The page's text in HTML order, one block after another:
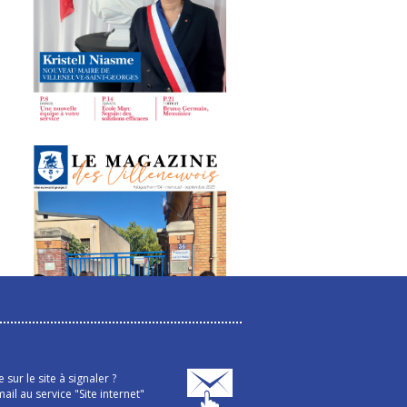
sur le site à signaler ?
au service "Site internet"